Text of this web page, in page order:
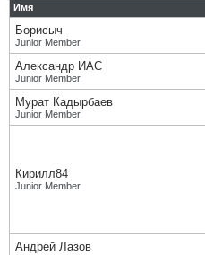
Имя
Борисыч
Junior Member
Александр ИАС
Junior Member
Мурат Кадырбаев
Junior Member
Кирилл84
Junior Member
Андрей Лазов